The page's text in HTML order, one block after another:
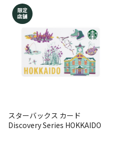
限定
店舗
スターバックス カード
Discovery Series HOKKAIDO